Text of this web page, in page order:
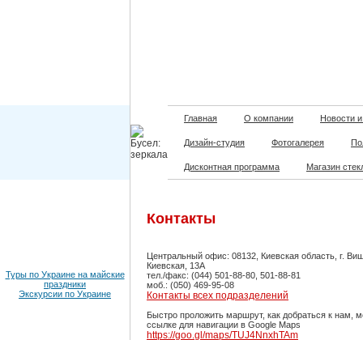
Главная О компании Новости
Дизайн-студия Фотогалерея
Дисконтная программа Магазин
Туры по Украине на майские
праздники
Экскурсии по Украине
Контакты
Центральный офис: 08132, Киевская область, г.
Киевская, 13А
тел./факс: (044) 501-88-80, 501-88-81
моб.: (050) 469-95-08
Контакты всех подразделений
Быстро проложить маршрут, как добраться к нам,
ссылке для навигации в Google Maps
https://goo.gl/maps/TUJ4NnxhTAm